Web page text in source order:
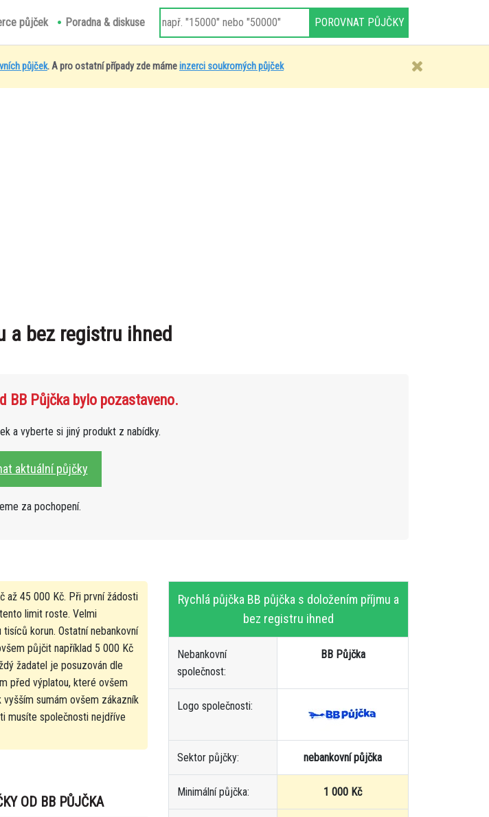
půjček Poradna & diskuse
půjček. A pro ostatní případy zde mámeinzerci soukromých půjček
a bez registru ihned
BB Půjčka bylo pozastaveno.
a vyberte si jiný produkt z nabídky.
aktuální půjčky
za pochopení.
až 45 000 Kč. Při první žádosti
limit roste. Velmi
korun. Ostatní nebankovní
půjčit například 5 000 Kč
žadatel je posuzován dle
před výplatou, které ovšem
sumám ovšem zákazník
musíte společnosti nejdříve
OD BB PŮJČKA
Rychlá půjčka BB půjčka s doložením příjmu a
bez registru ihned
Nebankovní
společnost:
BB Půjčka
Logo společnosti:
Sektor půjčky: nebankovní půjčka
Minimální půjčka: 1 000 Kč